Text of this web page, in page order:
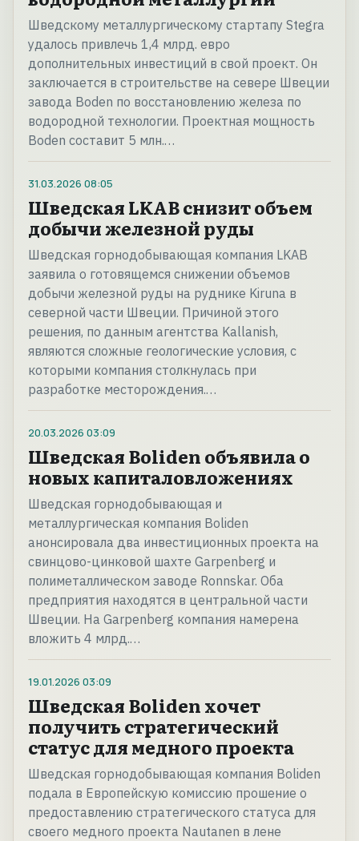
Шведскому металлургическому стартапу Stegra
удалось привлечь 1,4 млрд. евро
дополнительных инвестиций в свой проект. Он
заключается в строительстве на севере Швеции
завода Boden по восстановлению железа по
водородной технологии. Проектная мощность
Boden составит 5 млн.…
31.03.2026 08:05
Шведская LKAB снизит объем
добычи железной руды
Шведская горнодобывающая компания LKAB
заявила о готовящемся снижении объемов
добычи железной руды на руднике Kiruna в
северной части Швеции. Причиной этого
решения, по данным агентства Kallanish,
являются сложные геологические условия, с
которыми компания столкнулась при
разработке месторождения.…
20.03.2026 03:09
Шведская Boliden объявила о
новых капиталовложениях
Шведская горнодобывающая и
металлургическая компания Boliden
анонсировала два инвестиционных проекта на
свинцово-цинковой шахте Garpenberg и
полиметаллическом заводе Ronnskar. Оба
предприятия находятся в центральной части
Швеции. На Garpenberg компания намерена
вложить 4 млрд.…
19.01.2026 03:09
Шведская Boliden хочет
получить стратегический
статус для медного проекта
Шведская горнодобывающая компания Boliden
подала в Европейскую комиссию прошение о
предоставлению стратегического статуса для
своего медного проекта Nautanen в лене